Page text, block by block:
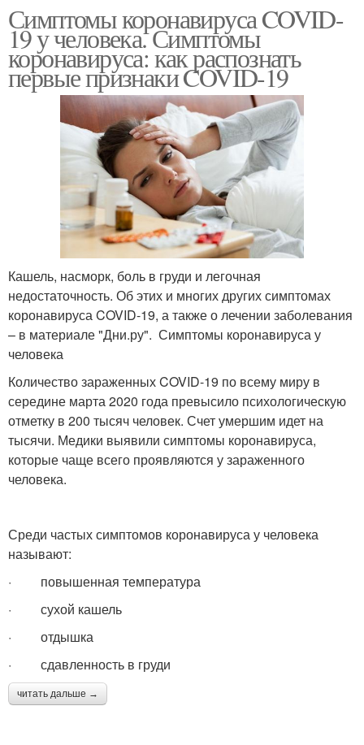
Симптомы коронавируса COVID-
19 у человека. Симптомы
коронавируса: как распознать
первые признаки COVID-19
Кашель, насморк, боль в груди и легочная
недостаточность. Об этих и многих других симптомах
коронавируса COVID-19, а также о лечении заболевания
– в материале "Дни.ру". Симптомы коронавируса у
человека
Количество зараженных COVID-19 по всему миру в
середине марта 2020 года превысило психологическую
отметку в 200 тысяч человек. Счет умершим идет на
тысячи. Медики выявили симптомы коронавируса,
которые чаще всего проявляются у зараженного
человека.
Среди частых симптомов коронавируса у человека
называют:
· повышенная температура
· сухой кашель
· отдышка
· сдавленность в груди
читать дальше →